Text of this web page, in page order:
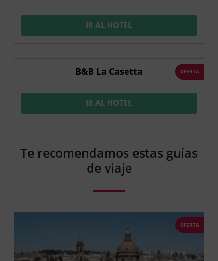
IR AL HOTEL
OFERTA
B&B La Casetta
IR AL HOTEL
Te recomendamos estas guías
de viaje
OFERTA